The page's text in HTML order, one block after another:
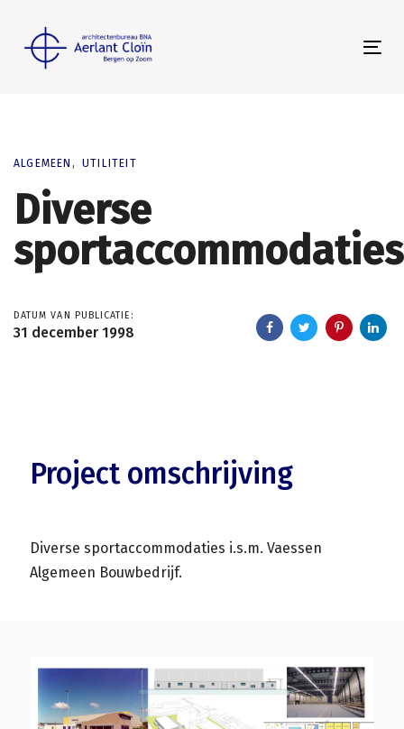
primary
content
ALGEMEEN UTILITEIT
Diverse
sportaccommodaties
DATUM VAN PUBLICATIE:
31 december 1998
Project omschrijving
Diverse sportaccommodaties i.s.m. Vaessen
Algemeen Bouwbedrijf.